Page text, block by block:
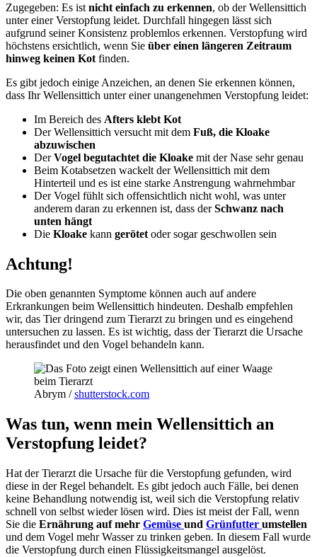
Zugegeben: Es ist nicht einfach zu erkennen, ob der Wellensittich
unter einer Verstopfung leidet. Durchfall hingegen lässt sich
aufgrund seiner Konsistenz problemlos erkennen. Verstopfung wird
höchstens ersichtlich, wenn Sie über einen längeren Zeitraum
hinweg keinen Kot finden.
Es gibt jedoch einige Anzeichen, an denen Sie erkennen können,
dass Ihr Wellensittich unter einer unangenehmen Verstopfung leidet:
Im Bereich des Afters klebt Kot
Der Wellensittich versucht mit dem Fuß, die Kloake
abzuwischen
DerVogel begutachtet die Kloake mit der Nase sehr genau
Beim Kotabsetzen wackelt der Wellensittich mit dem
Hinterteil und es ist eine starke Anstrengung wahrnehmbar
Der Vogel fühlt sich offensichtlich nicht wohl, was unter
anderem daran zu erkennen ist, dass derSchwanz nach
unten hängt
Die Kloake kann gerötet oder sogar geschwollen sein
Achtung!
Die oben genannten Symptome können auch auf andere
Erkrankungen beim Wellensittich hindeuten. Deshalb empfehlen
wir, das Tier dringend zum Tierarzt zu bringen und es eingehend
untersuchen zu lassen. Es ist wichtig, dass der Tierarzt die Ursache
herausfindet und den Vogel behandeln kann.
Abrym /shutterstock.com
Was tun, wenn mein Wellensittich an
Verstopfung leidet?
Hat der Tierarzt die Ursache für die Verstopfung gefunden, wird
diese in der Regel behandelt. Es gibt jedoch auch Fälle, bei denen
keine Behandlung notwendig ist, weil sich die Verstopfung relativ
schnell von selbst wieder lösen wird. Dies ist meist der Fall, wenn
Sie die Ernährung auf mehr Gemüse und Grünfutter umstellen
und dem Vogel mehr Wasser zu trinken geben. In diesem Fall wurde
die Verstopfung durch einen Flüssigkeitsmangel ausgelöst.